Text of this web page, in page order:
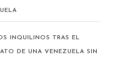
INQUILINOS TRAS EL
DE UNA VENEZUELA SIN